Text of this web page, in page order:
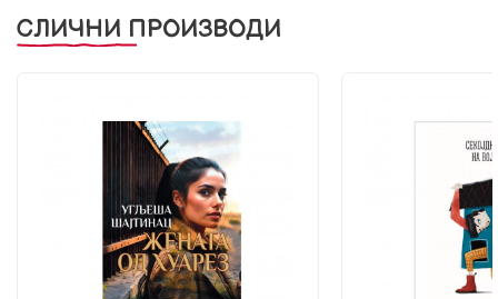
СЛИЧНИ ПРОИЗВОДИ